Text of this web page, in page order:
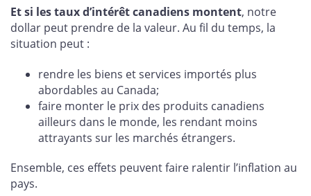
Et si les taux d’intérêt canadiens montent, notre
dollar peut prendre de la valeur. Au fil du temps, la
situation peut :
rendre les biens et services importés plus
abordables au Canada;
faire monter le prix des produits canadiens
ailleurs dans le monde, les rendant moins
attrayants sur les marchés étrangers.
Ensemble, ces effets peuvent faire ralentir l’inflation au
pays.